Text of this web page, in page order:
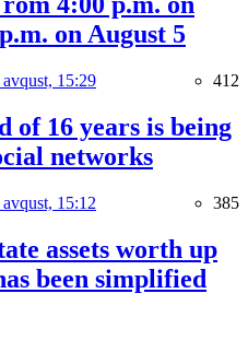
on August 5
15:29 412
of 16 years is being
networks
15:12 385
assets worth up
been simplified